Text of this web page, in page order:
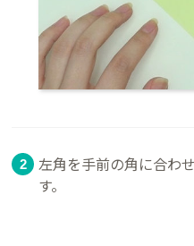
左角を手前の角に合わ
す。